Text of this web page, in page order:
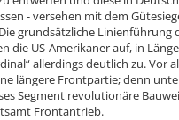
- versehen mit dem
grundsätzliche Linienführung
die US-Amerikaner auf, in
allerdings deutlich zu. Vor
längere Frontpartie; denn
Segment revolutionäre
Frontantrieb.